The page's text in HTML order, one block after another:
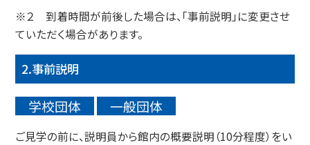
※２ 到着時間が前後した場合は、「事前説明」に変更させ
ていただく場合があります。
2.事前説明
学校団体 一般団体
ご見学の前に、説明員から館内の概要説明（10分程度）をい